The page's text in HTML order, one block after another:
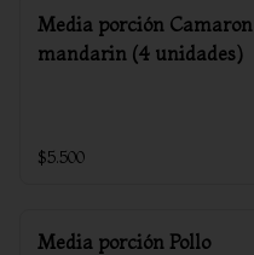
Media porción Camaron
mandarin (4 unidades)
$5.500
Media porción Pollo